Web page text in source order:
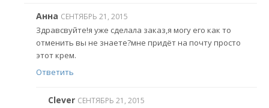
Анна СЕНТЯБРЬ 21, 2015
Здравсвуйте!я уже сделала заказ,я могу его как то
отменить вы не знаете?мне придёт на почту просто
этот крем.
Ответить
Clever СЕНТЯБРЬ 21, 2015